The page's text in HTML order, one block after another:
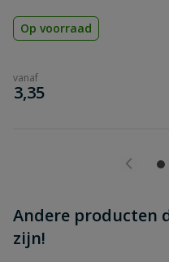
Op voorraad
vanaf
€
3,35
Andere producten
zijn!